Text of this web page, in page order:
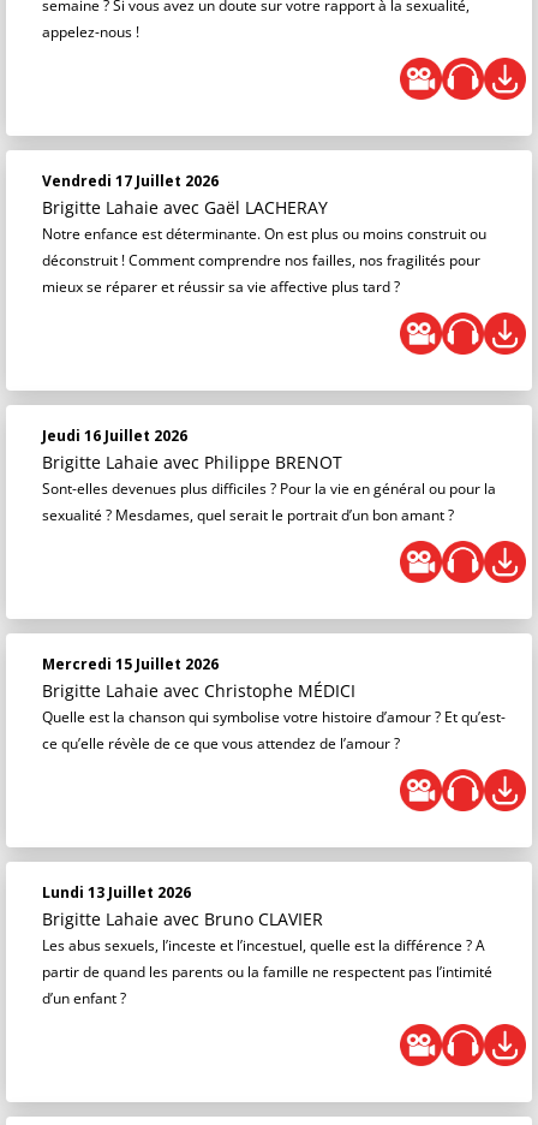
semaine ? Si vous avez un doute sur votre rapport à la sexualité,
appelez-nous !
Vendredi 17 Juillet 2026
Brigitte Lahaie avec Gaël LACHERAY
Notre enfance est déterminante. On est plus ou moins construit ou
déconstruit ! Comment comprendre nos failles, nos fragilités pour
mieux se réparer et réussir sa vie affective plus tard ?
Jeudi 16 Juillet 2026
Brigitte Lahaie avec Philippe BRENOT
Sont-elles devenues plus difficiles ? Pour la vie en général ou pour la
sexualité ? Mesdames, quel serait le portrait d’un bon amant ?
Mercredi 15 Juillet 2026
Brigitte Lahaie avec Christophe MÉDICI
Quelle est la chanson qui symbolise votre histoire d’amour ? Et qu’est-
ce qu’elle révèle de ce que vous attendez de l’amour ?
Lundi 13 Juillet 2026
Brigitte Lahaie avec Bruno CLAVIER
Les abus sexuels, l’inceste et l’incestuel, quelle est la différence ? A
partir de quand les parents ou la famille ne respectent pas l’intimité
d’un enfant ?